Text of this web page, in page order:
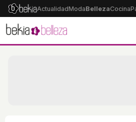
ActualidadModaBellezaCocina